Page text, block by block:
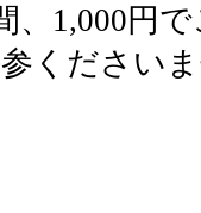
、1,000円
ください